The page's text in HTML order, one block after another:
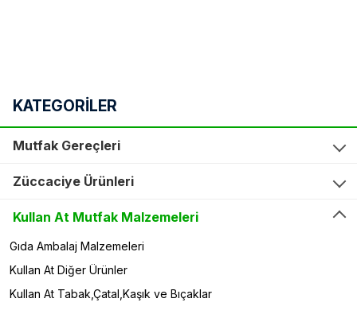
KATEGORİLER
Mutfak Gereçleri
Züccaciye Ürünleri
Kullan At Mutfak Malzemeleri
Gıda Ambalaj Malzemeleri
Kullan At Diğer Ürünler
Kullan At Tabak,Çatal,Kaşık ve Bıçaklar